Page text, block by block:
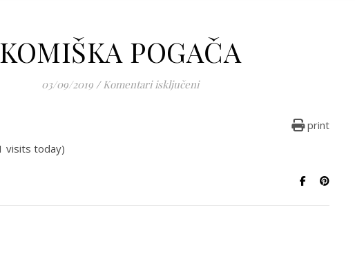
KOMIŠKA POGAČA
03/09/2019 / Komentari isključeniza KOMIŠKA POGAČA
print
visits today)